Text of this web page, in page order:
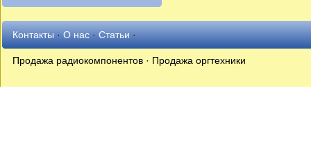
Контакты·О нас·Статьи·
Продажа радиокомпонентов · Продажа оргтехники